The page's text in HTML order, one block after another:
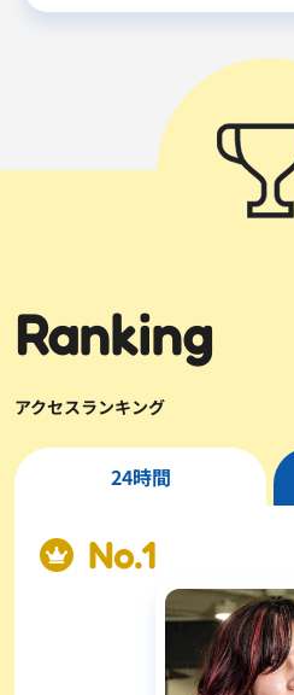
Ranking
アクセスランキング
24時間